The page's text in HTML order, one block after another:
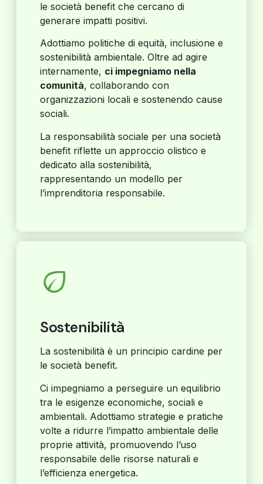
le società benefit che cercano di
generare impatti positivi.
Adottiamo politiche di equità, inclusione e
sostenibilità ambientale. Oltre ad agire
internamente, ci impegniamo nella
comunità, collaborando con
organizzazioni locali e sostenendo cause
sociali.
La responsabilità sociale per una società
benefit riflette un approccio olistico e
dedicato alla sostenibilità,
rappresentando un modello per
l’imprenditoria responsabile.
Sostenibilità
La sostenibilità è un principio cardine per
le società benefit.
Ci impegniamo a perseguire un equilibrio
tra le esigenze economiche, sociali e
ambientali. Adottiamo strategie e pratiche
volte a ridurre l’impatto ambientale delle
proprie attività, promuovendo l’uso
responsabile delle risorse naturali e
l’efficienza energetica.